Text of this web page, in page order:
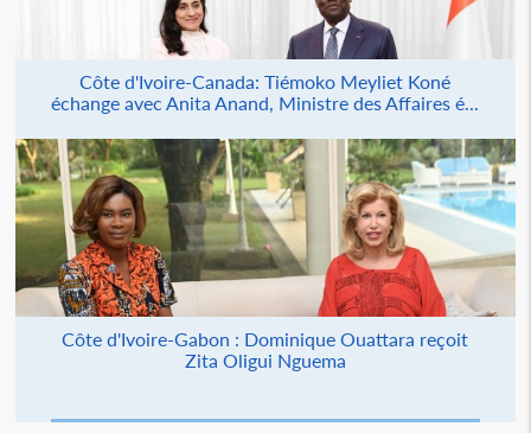
Côte d'Ivoire-Canada: Tiémoko Meyliet Koné
échange avec Anita Anand, Ministre des Affaires é...
Côte d'Ivoire-Gabon : Dominique Ouattara reçoit
Zita Oligui Nguema